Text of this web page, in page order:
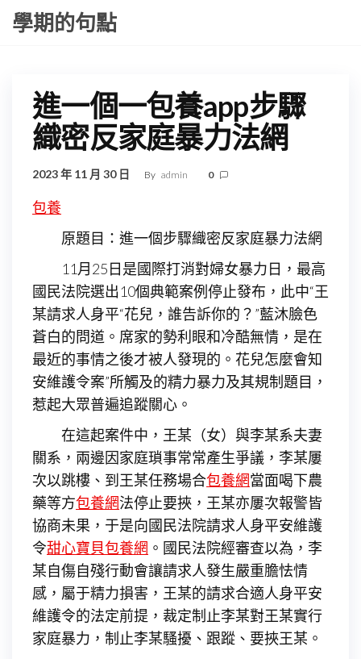
Skip學期的句點
進一個一包養app步驟
織密反家庭暴力法網
2023 年 11 月 30 日 By admin 0
包養
原題目：進一個步驟織密反家庭暴力法網
11月25日是國際打消對婦女暴力日，最高
國民法院選出10個典範案例停止發布，此中“王
某請求人身平“花兒，誰告訴你的？”藍沐臉色
蒼白的問道。席家的勢利眼和冷酷無情，是在
最近的事情之後才被人發現的。花兒怎麼會知
安維護令案”所觸及的精力暴力及其規制題目，
惹起大眾普遍追蹤關心。
在這起案件中，王某（女）與李某系夫妻
關系，兩邊因家庭瑣事常常產生爭議，李某屢
次以跳樓、到王某任務場合包養網當面喝下農
藥等方包養網法停止要挾，王某亦屢次報警皆
協商未果，于是向國民法院請求人身平安維護
令甜心寶貝包養網 。國民法院經審查以為，李
某自傷自殘行動會讓請求人發生嚴重膽怯情
感，屬于精力損害，王某的請求合適人身平安
維護令的法定前提，裁定制止李某對王某實行
家庭暴力，制止李某騷擾、跟蹤、要挾王某。